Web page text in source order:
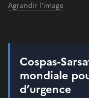
Agrandir l'image
Cospas-
mondiale
d’urgence